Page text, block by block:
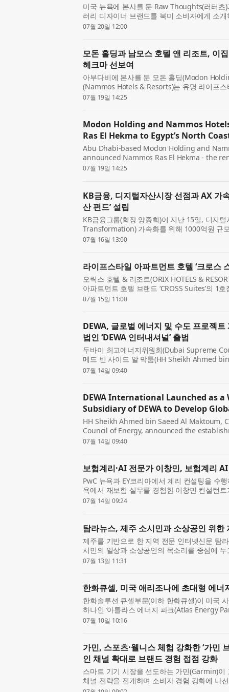
미국 뉴욕에 본사를 둔 Raw Thoughts(러터츠)
러리 디자이너 브랜드를 북미 소비자에게 소
‘EPHEMERA(에페메라)’를 20일 선보였다고
07월 20일 12:00
모돈 홀딩과 남모스 호텔 앤 리조트, 이
헤크마 선보여
아부다비에 본사를 둔 모돈 홀딩(Modon
(Nammos Hotels & Resorts)는 유명 라이프
가 이집트에서 처음으로 선보이는 완전 통합
07월 19일 14:25
Modon Holding and Nammos
Ras El Hekma to Egypt’s North
Abu Dhabi-based Modon Holding and
announced Nammos Ras El Hekma - the
brand’s first fully integrated destination in
07월 19일 14:25
KB금융, 디지털자산시장 선점과 AX 가
산 펀드’ 설립
KB금융그룹(회장 양종희)이 지난 15일, 디지
Transformation) 가속화를 위해 1000억원 규
디지털자산 펀드’를 설립했다. KB금융 주요
07월 16일 13:00
라이프스타일 아파트먼트 호텔 ‘크로스
오릭스 호텔 & 리조트(ORIX HOTELS &
아파트먼트 호텔 브랜드 ‘CROSS Suites’의 1
지난 7월 3일(금) 개업했다. ‘놀고, 알고, 만나
07월 15일 11:00
DEWA, 글로벌 에너지 및 수도 프로젝
법인 ‘DEWA 인터내셔널’ 출범
두바이 최고에너지위원회(Dubai Supreme
메드 빈 사이드 알 막툼(HH Sheikh Ahmed
수도청(Dubai Electricity and Water
07월 14일 09:40
DEWA International Launched as
Subsidiary of DEWA to Develop
HH Sheikh Ahmed bin Saeed Al Maktoum,
Council of Energy, announced the
wholly owned independent subsidiary of
07월 14일 09:40
보험계리·AI 전문가 이창민, 보험계리
PwC 뉴욕과 EY코리아에서 계리 컨설팅을 수
욕에서 재보험 실무를 경험한 이창민 컨설턴
‘계리AI코리아’를 출범했다고 밝혔다. 계리AI
07월 14일 09:24
탐라뉴스, 제주 소시민과 소상공인 위한
제주를 기반으로 한 지역 전문 인터넷신문 탐
시민의 일상과 소상공인의 목소리를 중심에
을 지향한다. 단순한 사고 보도에 그치지 않고
07월 13일 11:31
한화큐셀, 미국 애리조나에 초대형 에너
한화솔루션 큐셀부문(이하 한화큐셀)이 미국
하나인 ‘아틀라스 에너지 파크(Atlas Energy
이 중 일부 자산의 매각을 최근 완료했다. 애리
07월 10일 10:16
가민, 스포츠·웰니스 체험 강화한 ‘가민
인 채널 확대로 브랜드 경험 접점 강화
스마트 기기 시장을 선도하는 가민(Garmin)
채널 전략을 전개하며 소비자 경험 강화에 나
점과 더현대 서울점을 신규 오픈한 데 이어, 차